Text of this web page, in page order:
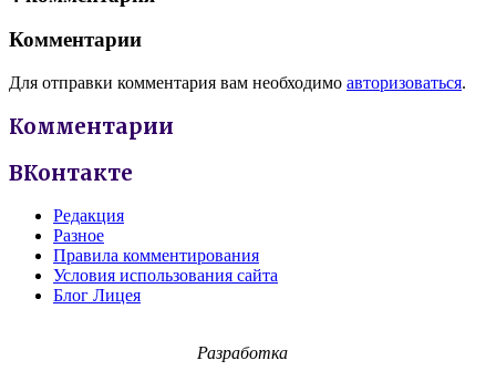
Комментарии
Для отправки комментария вам необходимо авторизоваться.
Комментарии
ВКонтакте
Редакция
Разное
Правила комментирования
Условия использования сайта
Блог Лицея
Разработка